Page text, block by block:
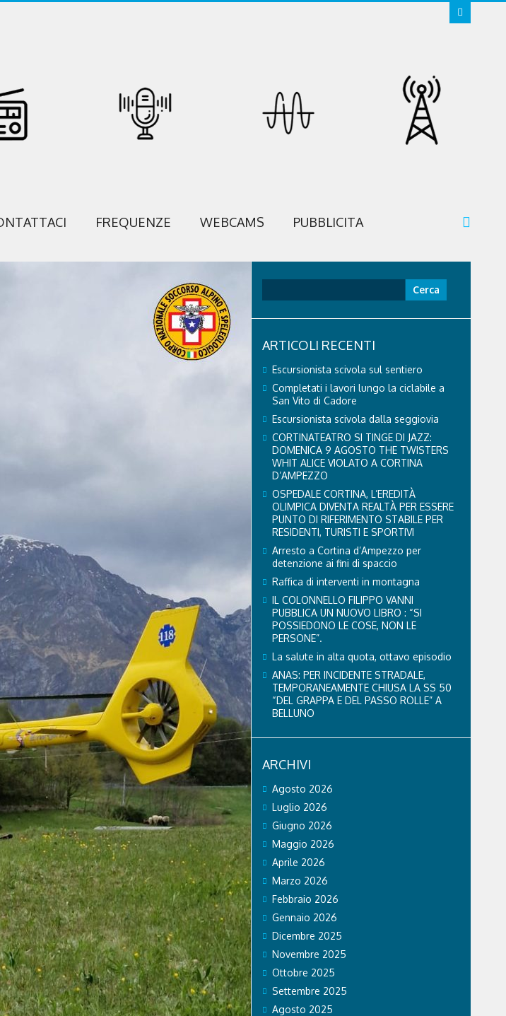
FREQUENZE WEBCAMS PUBBLICITA
ARTICOLI RECENTI
Escursionista scivola sul sentiero
Completati i lavori lungo la ciclabile a
San Vito di Cadore
Escursionista scivola dalla seggiovia
CORTINATEATRO SI TINGE DI JAZZ:
DOMENICA 9 AGOSTO THE TWISTERS
WHIT ALICE VIOLATO A CORTINA
D’AMPEZZO
OSPEDALE CORTINA, L’EREDITÀ
OLIMPICA DIVENTA REALTÀ PER ESSERE
PUNTO DI RIFERIMENTO STABILE PER
RESIDENTI, TURISTI E SPORTIVI
Arresto a Cortina d’Ampezzo per
detenzione ai fini di spaccio
Raffica di interventi in montagna
IL COLONNELLO FILIPPO VANNI
PUBBLICA UN NUOVO LIBRO : “SI
POSSIEDONO LE COSE, NON LE
PERSONE”.
La salute in alta quota, ottavo episodio
ANAS: PER INCIDENTE STRADALE,
TEMPORANEAMENTE CHIUSA LA SS 50
“DEL GRAPPA E DEL PASSO ROLLE” A
BELLUNO
ARCHIVI
Agosto 2026
Luglio 2026
Giugno 2026
Maggio 2026
Aprile 2026
Marzo 2026
Febbraio 2026
Gennaio 2026
Dicembre 2025
Novembre 2025
Ottobre 2025
Settembre 2025
Agosto 2025